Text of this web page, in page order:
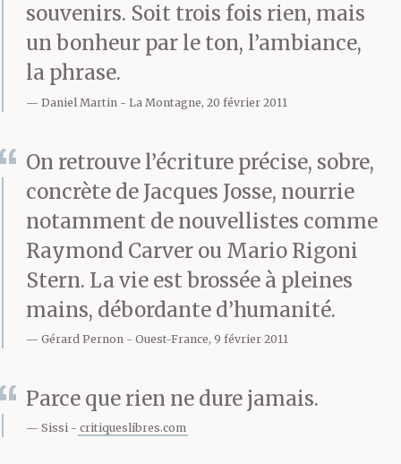
frêle acolyte. Il aime sa
retenue, sa discrétion et
son sens de l’écoute. A
compte à son actif,
outre l’âge et la carrure,
une flopée de voyages,
de lectures et de rêves
plus ou moins éveillés
espérer atteindre. Il lui
parle en particulier. Il
souvenirs. Soit trois fois rien, mais
un bonheur par le ton, l’ambiance,
la phrase.
Daniel Martin La Montagne, 20 février 2011
On retrouve l’écriture précise, sobre,
concrète de Jacques Josse, nourrie
notamment de nouvellistes comme
Raymond Carver ou Mario Rigoni
Stern. La vie est brossée à pleines
mains, débordante d’humanité.
Gérard Pernon Ouest-France, 9 février 2011
Parce que rien ne dure jamais.
Sissi critiqueslibres.com